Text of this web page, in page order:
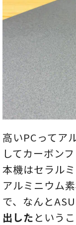
高いPCってア
してカーボン
本機はセラル
アルミニウム
で、なんと
出した という